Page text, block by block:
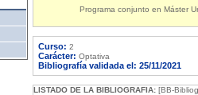
Programa conjunto en Máster
Curso: 2
Carácter: Optativa
Bibliografía validada el: 25/11/2021
LISTADO DE LA BIBLIOGRAFIA: [BB-